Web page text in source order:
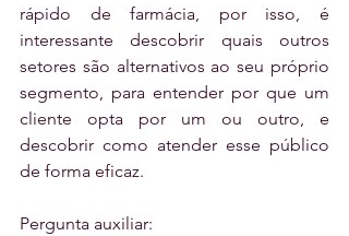
rápido de farmácia, por isso, é
interessante descobrir quais outros
setores são alternativos ao seu próprio
segmento, para entender por que um
cliente opta por um ou outro, e
descobrir como atender esse público
de forma eficaz.
Pergunta auxiliar: